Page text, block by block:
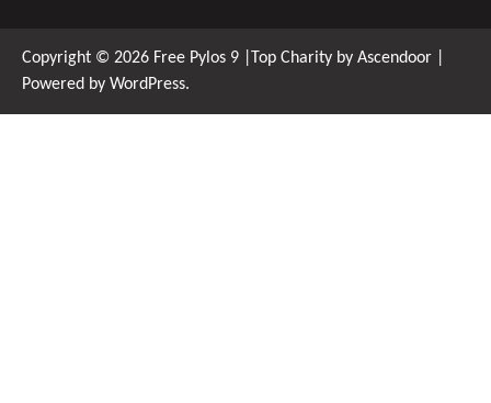
Copyright © 2026 Free Pylos 9 |Top Charity by Ascendoor
Powered by WordPress.